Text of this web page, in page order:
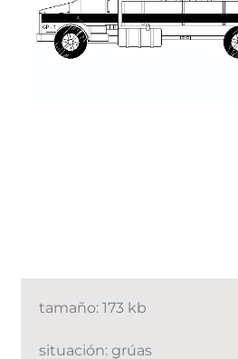
tamaño: 173 kb
situación: grúas